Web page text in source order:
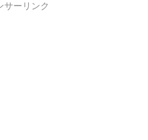
サーリンク